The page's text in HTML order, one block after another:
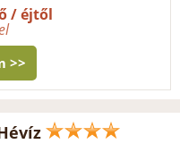
/ éjtől
>>